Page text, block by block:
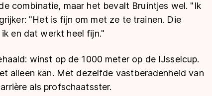
combinatie, maar het bevalt Bruintjes wel. "Ik
"Het is fijn om met ze te trainen. Die
en dat werkt heel fijn."
winst op de 1000 meter op de IJsselcup.
alleen kan. Met dezelfde vastberadenheid van
als profschaatsster.